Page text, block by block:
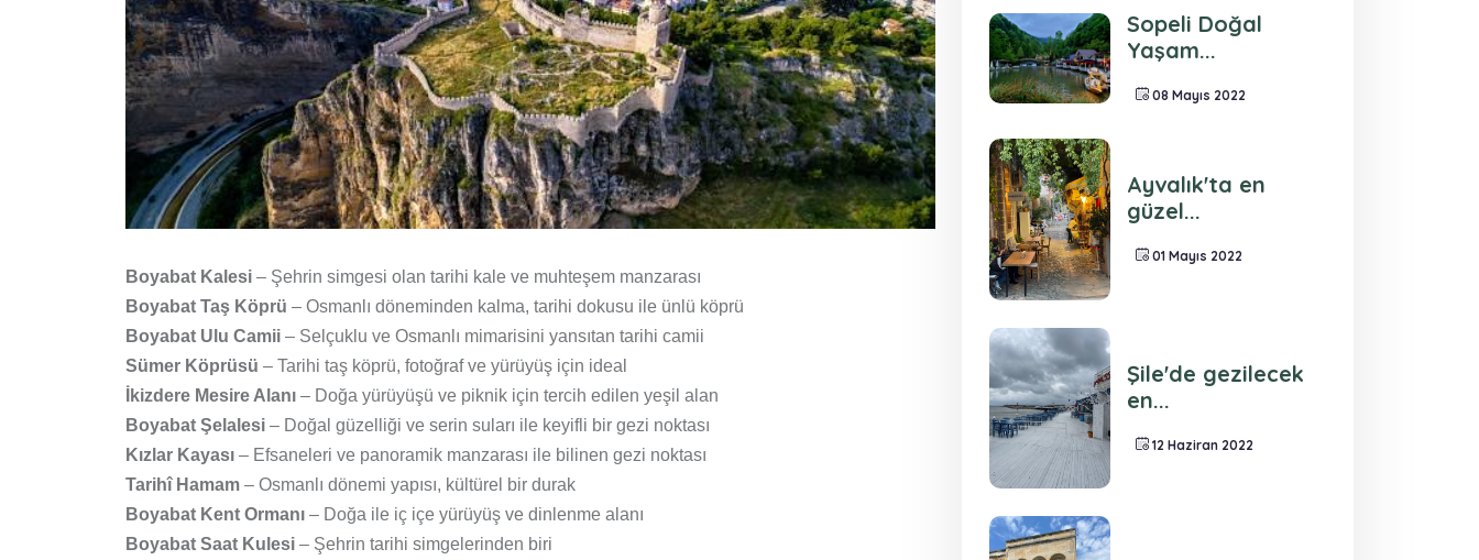
Boyabat Kalesi – Şehrin simgesi olan tarihi kale ve muhteşem manzarası
Boyabat Taş Köprü – Osmanlı döneminden kalma, tarihi dokusu ile ünlü köprü
Boyabat Ulu Camii – Selçuklu ve Osmanlı mimarisini yansıtan tarihi camii
Sümer Köprüsü – Tarihi taş köprü, fotoğraf ve yürüyüş için ideal
İkizdere Mesire Alanı – Doğa yürüyüşü ve piknik için tercih edilen yeşil alan
Boyabat Şelalesi – Doğal güzelliği ve serin suları ile keyifli bir gezi noktası
Kızlar Kayası – Efsaneleri ve panoramik manzarası ile bilinen gezi noktası
Tarihî Hamam – Osmanlı dönemi yapısı, kültürel bir durak
Boyabat Kent Ormanı – Doğa ile iç içe yürüyüş ve dinlenme alanı
Boyabat Saat Kulesi – Şehrin tarihi simgelerinden biri
Sopeli Doğal
Yaşam...
08 Mayıs 2022
Ayvalık'ta en
güzel...
01 Mayıs 2022
Şile'de gezilecek
en...
12 Haziran 2022